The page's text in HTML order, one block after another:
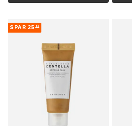
SPAR 25 83